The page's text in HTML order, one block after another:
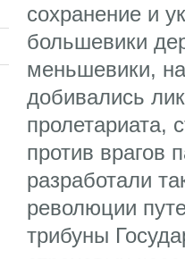
сохранение и
большевики
меньшевики,
добивались
пролетариата,
против врагов
разработали
революции
трибуны